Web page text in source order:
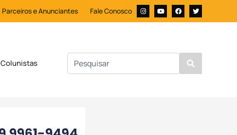
Parceiros e Anunciantes Fale Conosco
Colunistas